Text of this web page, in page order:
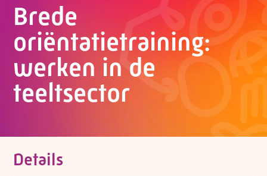
Brede
oriëntatietraining:
werken in de
teeltsector
Details